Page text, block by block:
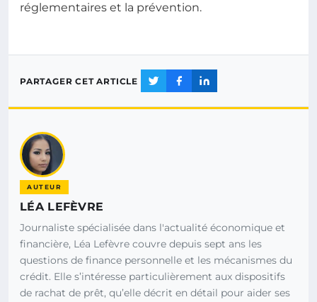
réglementaires et la prévention.
PARTAGER CET ARTICLE
AUTEUR
LÉA LEFÈVRE
Journaliste spécialisée dans l'actualité économique et
financière, Léa Lefèvre couvre depuis sept ans les
questions de finance personnelle et les mécanismes du
crédit. Elle s’intéresse particulièrement aux dispositifs
de rachat de prêt, qu’elle décrit en détail pour aider ses